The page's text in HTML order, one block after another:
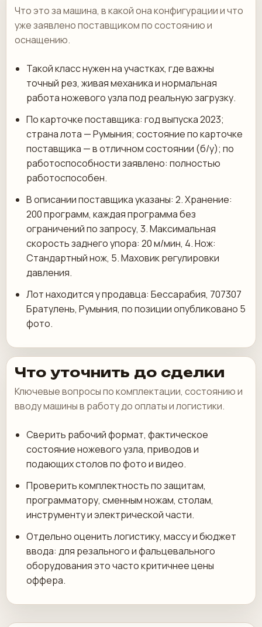
Что это за машина, в какой она конфигурации и что
уже заявлено поставщиком по состоянию и
оснащению.
Такой класс нужен на участках, где важны
точный рез, живая механика и нормальная
работа ножевого узла под реальную загрузку.
По карточке поставщика: год выпуска 2023;
страна лота — Румыния; состояние по карточке
поставщика — в отличном состоянии (б/у); по
работоспособности заявлено: полностью
работоспособен.
В описании поставщика указаны: 2. Хранение:
200 программ, каждая программа без
ограничений по запросу, 3. Максимальная
скорость заднего упора: 20 м/мин, 4. Нож:
Стандартный нож, 5. Маховик регулировки
давления.
Лот находится у продавца: Бессарабия, 707307
Братулень, Румыния, по позиции опубликовано 5
фото.
Что уточнить до сделки
Ключевые вопросы по комплектации, состоянию и
вводу машины в работу до оплаты и логистики.
Сверить рабочий формат, фактическое
состояние ножевого узла, приводов и
подающих столов по фото и видео.
Проверить комплектность по защитам,
программатору, сменным ножам, столам,
инструменту и электрической части.
Отдельно оценить логистику, массу и бюджет
ввода: для резального и фальцевального
оборудования это часто критичнее цены
оффера.